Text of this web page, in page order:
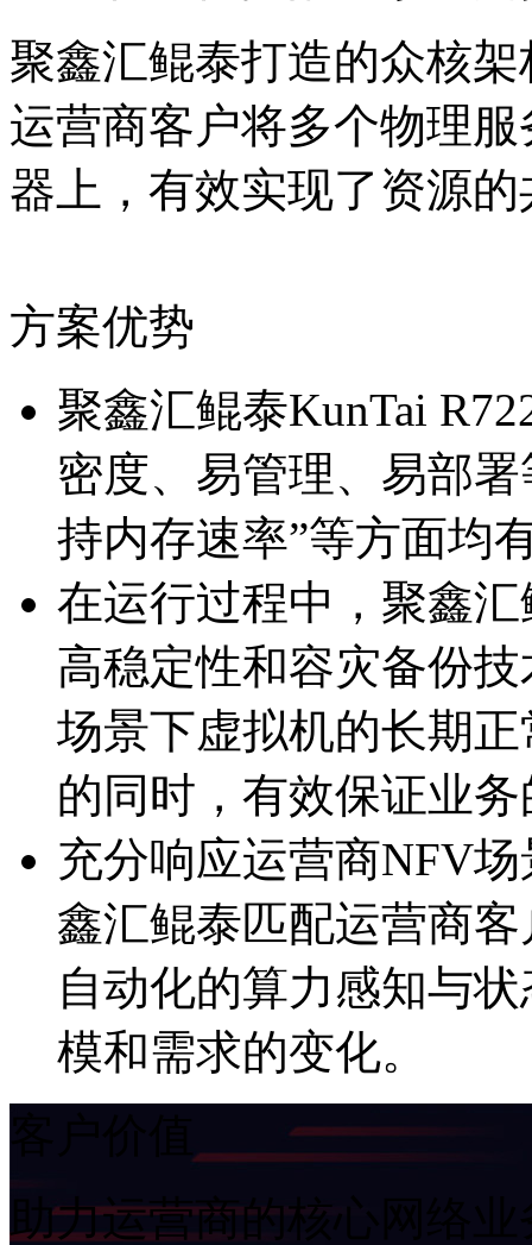
聚鑫汇鲲泰打造的众核架
运营商客户将多个物理
器上，有效实现了资源
方案优势
聚鑫汇鲲泰KunTai R722
密度、易管理、易
持内存速率”等方面均
在运行过程中，聚鑫
高稳定性和容灾备份
场景下虚拟机的长期正
的同时，有效保证业
充分响应运营商NFV场
鑫汇鲲泰匹配运营商客
自动化的算力感知与状
模和需求的变化。
助力运营商的核心网络业务